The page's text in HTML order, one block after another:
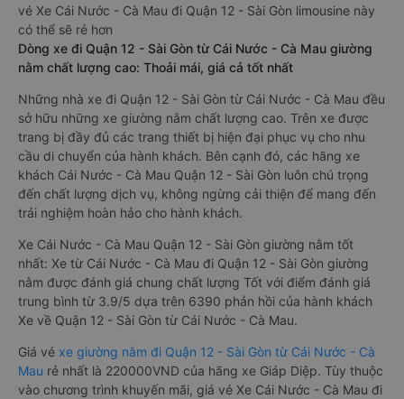
vé Xe Cái Nước - Cà Mau đi Quận 12 - Sài Gòn limousine này
có thể sẽ rẻ hơn
Dòng xe đi Quận 12 - Sài Gòn từ Cái Nước - Cà Mau giường
nằm chất lượng cao: Thoải mái, giá cả tốt nhất
Những nhà xe đi Quận 12 - Sài Gòn từ Cái Nước - Cà Mau đều
sở hữu những xe giường nằm chất lượng cao. Trên xe được
trang bị đầy đủ các trang thiết bị hiện đại phục vụ cho nhu
cầu di chuyển của hành khách. Bên cạnh đó, các hãng xe
khách Cái Nước - Cà Mau Quận 12 - Sài Gòn luôn chú trọng
đến chất lượng dịch vụ, không ngừng cải thiện để mang đến
trải nghiệm hoàn hảo cho hành khách.
Xe Cái Nước - Cà Mau Quận 12 - Sài Gòn giường nằm tốt
nhất: Xe từ Cái Nước - Cà Mau đi Quận 12 - Sài Gòn giường
nằm được đánh giá chung chất lượng Tốt với điểm đánh giá
trung bình từ 3.9/5 dựa trên 6390 phản hồi của hành khách
Xe về Quận 12 - Sài Gòn từ Cái Nước - Cà Mau.
Giá vé xe giường nằm đi Quận 12 - Sài Gòn từ Cái Nước - Cà
Mau rẻ nhất là 220000VND của hãng xe Giáp Diệp. Tùy thuộc
vào chương trình khuyến mãi, giá vé Xe Cái Nước - Cà Mau đi